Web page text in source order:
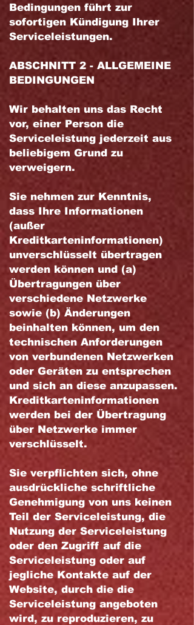
Bedingungen führt zur
sofortigen Kündigung Ihrer
Serviceleistungen.
ABSCHNITT 2 - ALLGEMEINE
BEDINGUNGEN
Wir behalten uns das Recht
vor, einer Person die
Serviceleistung jederzeit aus
beliebigem Grund zu
verweigern.
Sie nehmen zur Kenntnis,
dass Ihre Informationen
(außer
Kreditkarteninformationen)
unverschlüsselt übertragen
werden können und (a)
Übertragungen über
verschiedene Netzwerke
sowie (b) Änderungen
beinhalten können, um den
technischen Anforderungen
von verbundenen Netzwerken
oder Geräten zu entsprechen
und sich an diese anzupassen.
Kreditkarteninformationen
werden bei der Übertragung
über Netzwerke immer
verschlüsselt.
Sie verpflichten sich, ohne
ausdrückliche schriftliche
Genehmigung von uns keinen
Teil der Serviceleistung, die
Nutzung der Serviceleistung
oder den Zugriff auf die
Serviceleistung oder auf
jegliche Kontakte auf der
Website, durch die die
Serviceleistung angeboten
wird, zu reproduzieren, zu